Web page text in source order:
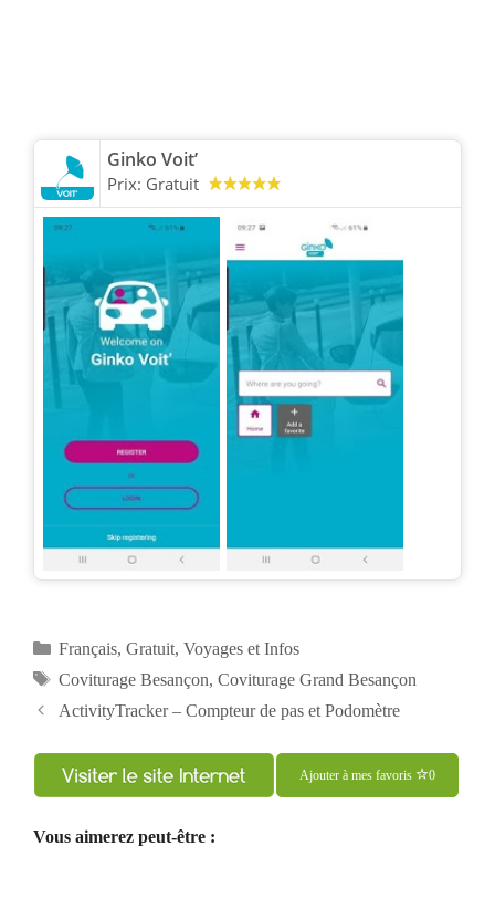
Ginko Voit’
Prix: Gratuit
Catégories
Français, Gratuit, Voyages et Infos
Étiquettes
Coviturage Besançon, Coviturage Grand Besançon
Navigation
articles
ActivityTracker – Compteur de pas et Podomètre
Ajouter à mes favoris 0
Vous aimerez peut-être :